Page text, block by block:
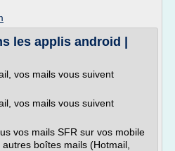
les applis android |
vos mails vous suivent
vos mails vous suivent
vos mails SFR sur vos mobile
boîtes mails (Hotmail,